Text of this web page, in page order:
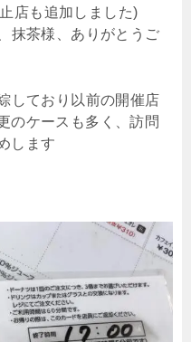
店も追加しました)
抹茶様、ありがとうご
しており以前の開催店
のケースも多く、訪問
します